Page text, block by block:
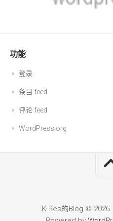
功能
登录
条目 feed
评论 feed
WordPress.org
K-Res的Blog ©